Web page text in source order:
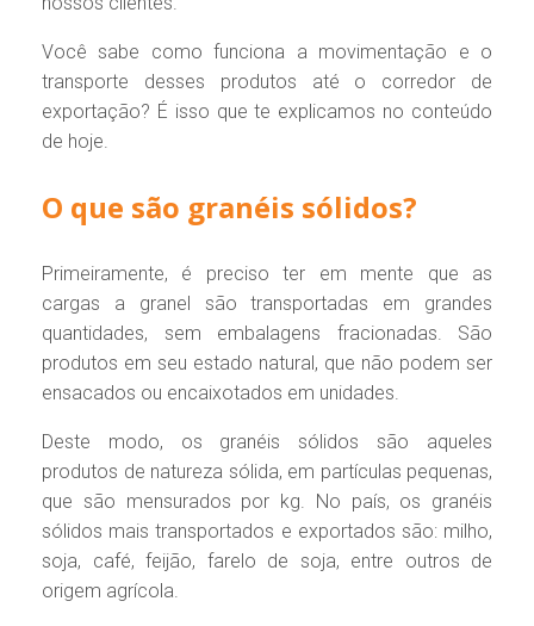
Você sabe como funciona a movimentação e o
transporte desses produtos até o corredor de
exportação? É isso que te explicamos no conteúdo
de hoje.
O que são granéis sólidos?
Primeiramente, é preciso ter em mente que as
cargas a granel são transportadas em grandes
quantidades, sem embalagens fracionadas. São
produtos em seu estado natural, que não podem ser
ensacados ou encaixotados em unidades.
Deste modo, os granéis sólidos são aqueles
produtos de natureza sólida, em partículas pequenas,
que são mensurados por kg. No país, os granéis
sólidos mais transportados e exportados são: milho,
soja, café, feijão, farelo de soja, entre outros de
origem agrícola.